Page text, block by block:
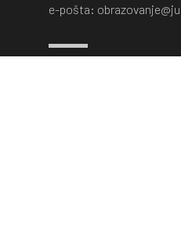
e-pošta: